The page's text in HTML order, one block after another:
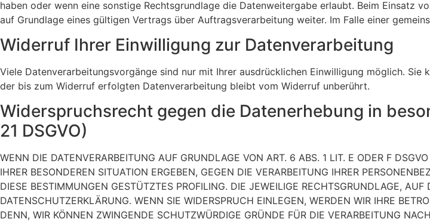
haben oder wenn eine sonstige Rechtsgrundlage die Datenweitergabe erlaubt. Beim Einsatz
auf Grundlage eines gültigen Vertrags über Auftragsverarbeitung weiter. Im Falle einer
Widerruf Ihrer Einwilligung zur Datenverarbeitung
Viele Datenverarbeitungsvorgänge sind nur mit Ihrer ausdrücklichen Einwilligung möglich.
der bis zum Widerruf erfolgten Datenverarbeitung bleibt vom Widerruf unberührt.
Widerspruchsrecht gegen die Datenerhebung in
21 DSGVO)
WENN DIE DATENVERARBEITUNG AUF GRUNDLAGE VON ART. 6 ABS. 1 LIT. E ODER F
IHRER BESONDEREN SITUATION ERGEBEN, GEGEN DIE VERARBEITUNG IHRER
DIESE BESTIMMUNGEN GESTÜTZTES PROFILING. DIE JEWEILIGE RECHTSGRUNDLAGE,
DATENSCHUTZERKLÄRUNG. WENN SIE WIDERSPRUCH EINLEGEN, WERDEN WIR IHRE
DENN, WIR KÖNNEN ZWINGENDE SCHUTZWÜRDIGE GRÜNDE FÜR DIE VERARBEITUNG